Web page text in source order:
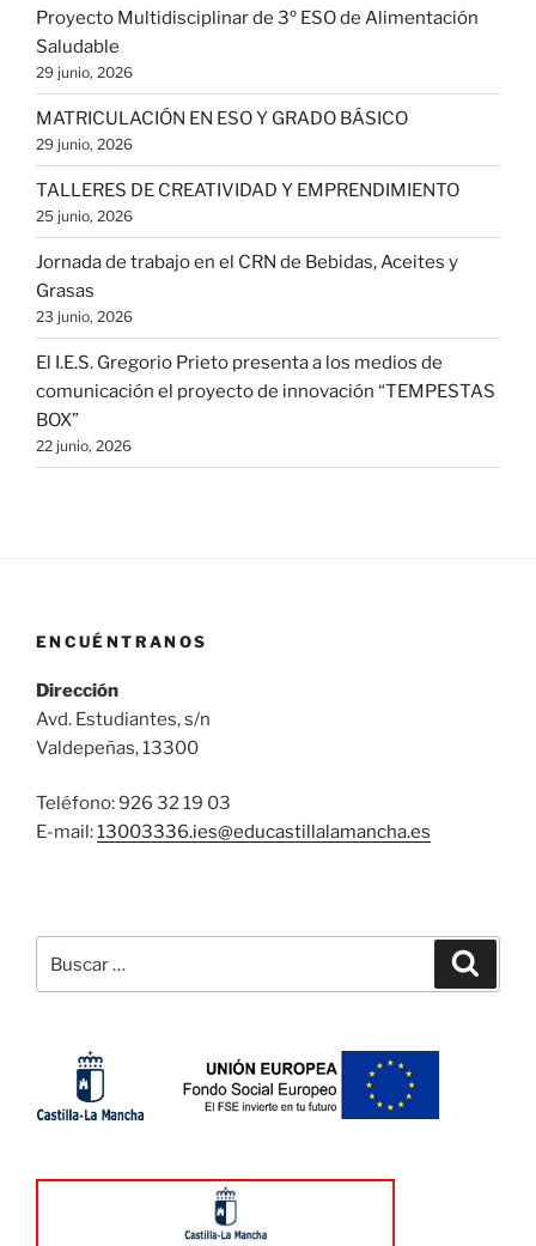
Proyecto Multidisciplinar de 3º ESO de Alimentación
Saludable
29 junio, 2026
MATRICULACIÓN EN ESO Y GRADO BÁSICO
29 junio, 2026
TALLERES DE CREATIVIDAD Y EMPRENDIMIENTO
25 junio, 2026
Jornada de trabajo en el CRN de Bebidas, Aceites y
Grasas
23 junio, 2026
El I.E.S. Gregorio Prieto presenta a los medios de
comunicación el proyecto de innovación “TEMPESTAS
BOX”
22 junio, 2026
ENCUÉNTRANOS
Dirección
Avd. Estudiantes, s/n
Valdepeñas, 13300
Teléfono: 926 32 19 03
E-mail:13003336.ies@educastillalamancha.es
por: